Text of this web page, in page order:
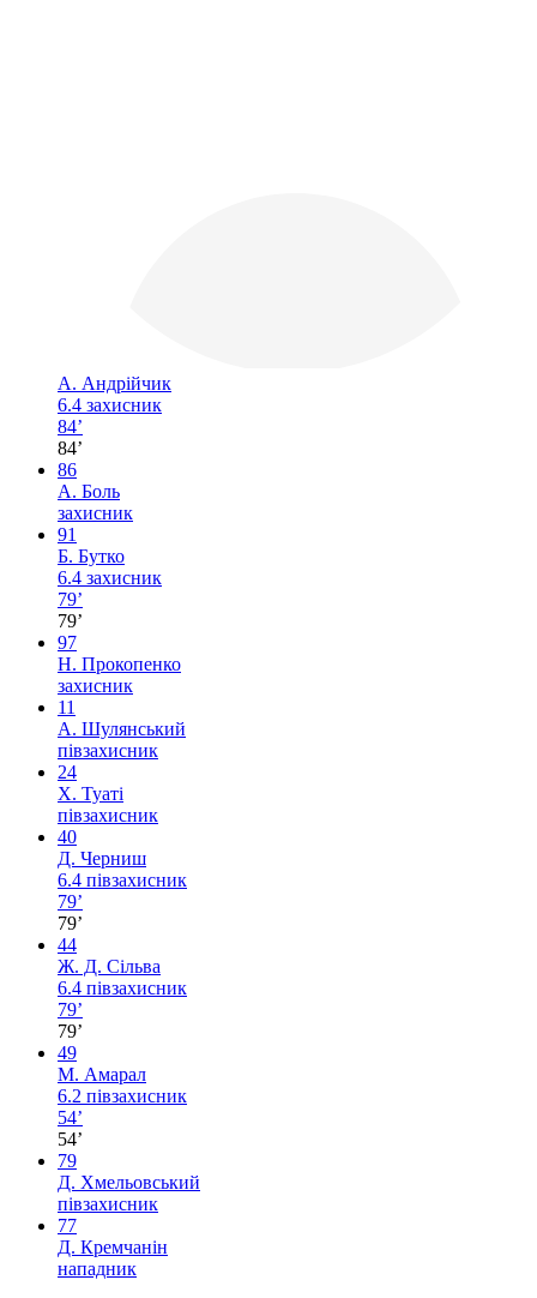
А. Андрійчик
6.4 захисник
84’
84’
86
А. Боль
захисник
91
Б. Бутко
6.4 захисник
79’
79’
97
Н. Прокопенко
захисник
11
А. Шулянський
півзахисник
24
Х. Туаті
півзахисник
40
Д. Черниш
6.4 півзахисник
79’
79’
44
Ж. Д. Сільва
6.4 півзахисник
79’
79’
49
М. Амарал
6.2 півзахисник
54’
54’
79
Д. Хмельовський
півзахисник
77
Д. Кремчанін
нападник